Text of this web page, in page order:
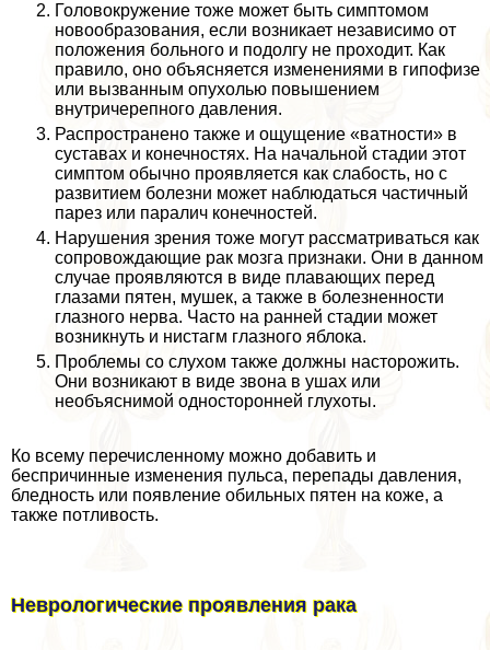
Головокружение тоже может быть симптомом
новообразования, если возникает независимо от
положения больного и подолгу не проходит. Как
правило, оно объясняется изменениями в гипофизе
или вызванным опухолью повышением
внутричерепного давления.
Распространено также и ощущение «ватности» в
суставах и конечностях. На начальной стадии этот
симптом обычно проявляется как слабость, но с
развитием болезни может наблюдаться частичный
парез или паралич конечностей.
Нарушения зрения тоже могут рассматриваться как
сопровождающие paк мозга признаки. Они в данном
случае проявляются в виде плавающих перед
глазами пятен, мушек, а также в болезненности
глазного нерва. Часто на ранней стадии может
возникнуть и нистагм глазного яблока.
Проблемы со слухом также должны насторожить.
Они возникают в виде звона в ушах или
необъяснимой односторонней глухоты.
Ко всему перечисленному можно добавить и
беспричинные изменения пульса, перепады давления,
бледность или появление обильных пятен на коже, а
также потливость.
Неврологические проявления paка